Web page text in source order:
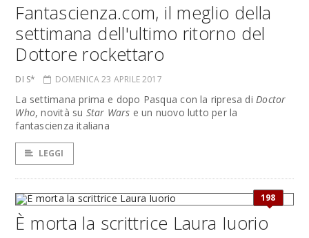
Fantascienza.com, il meglio della
settimana dell'ultimo ritorno del
Dottore rockettaro
DI S* DOMENICA 23 APRILE 2017
La settimana prima e dopo Pasqua con la ripresa diDoctor
Who, novità su Star Wars e un nuovo lutto per la
fantascienza italiana
LEGGI
198
È morta la scrittrice Laura Iuorio